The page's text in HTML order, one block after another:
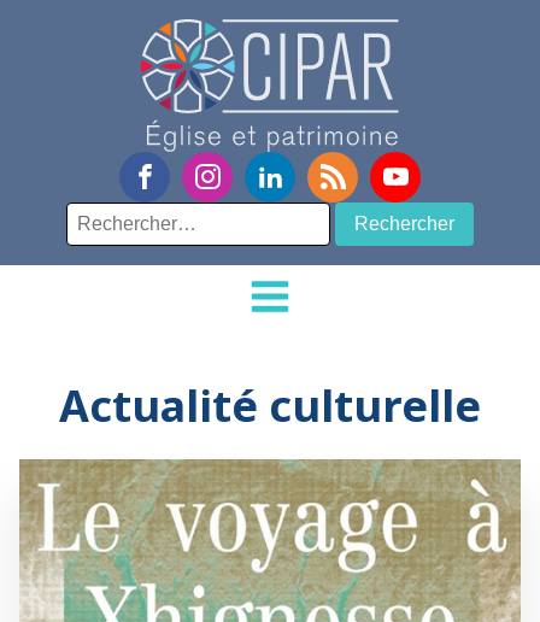
Rechercher :
Actualité culturelle